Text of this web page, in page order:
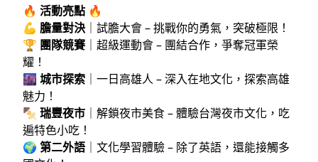
🔥 活動亮點 🔥
💪 膽量對決 ｜試膽大會 – 挑戰你的勇氣，突破極限！
🏆 團隊競賽 ｜超級運動會 – 團結合作，爭奪冠軍榮
耀！
🌆 城市探索 ｜一日高雄人 – 深入在地文化，探索高雄
魅力！
🍢 瑞豐夜市 ｜解鎖夜市美食 – 體驗台灣夜市文化，吃
遍特色小吃！
🌍 第二外語 ｜文化學習體驗 – 除了英語，還能接觸多